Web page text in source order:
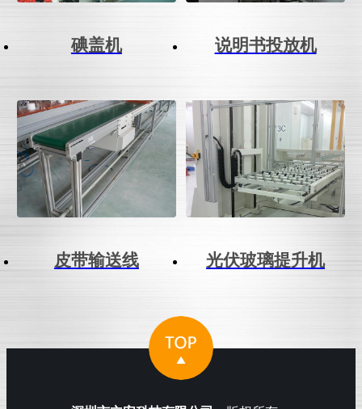
碘盖机 说明书投放机
皮带输送线 光伏玻璃提升机